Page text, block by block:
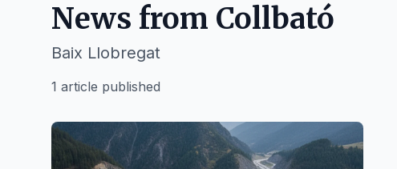
News from Collbató
Baix Llobregat
1 article published